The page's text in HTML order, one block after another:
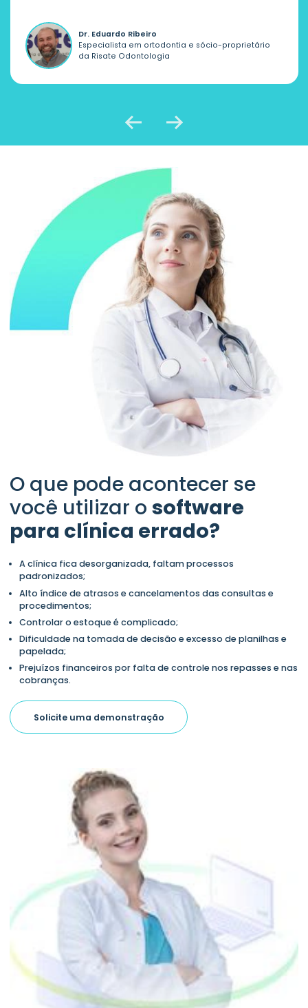
Dr. Eduardo Ribeiro
Especialista em ortodontia e sócio-proprietário
da Risate Odontologia
O que pode acontecer se
você utilizar osoftware
para clínica errado?
A clínica fica desorganizada, faltam processos
padronizados;
Alto índice de atrasos e cancelamentos das consultas e
procedimentos;
Controlar o estoque é complicado;
Dificuldade na tomada de decisão e excesso de planilhas e
papelada;
Prejuízos financeiros por falta de controle nos repasses e nas
cobranças.
Solicite uma demonstração